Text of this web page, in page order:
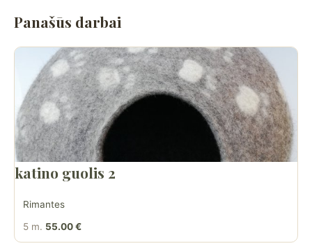
Panašūs darbai
katino guolis 2
Rimantes
5 m. 55.00 €